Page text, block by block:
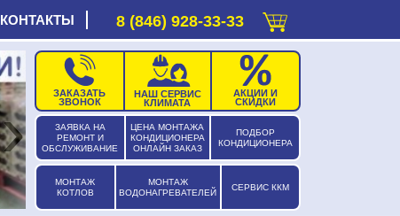
КОНТАКТЫ 8 (846) 928-33-33
ЗАЯВКА НА
РЕМОНТ И
ОБСЛУЖИВАНИЕ
ЦЕНА МОНТАЖА
КОНДИЦИОНЕРА
ОНЛАЙН ЗАКАЗ
ПОДБОР
КОНДИЦИОНЕРА
МОНТАЖ
КОТЛОВ
МОНТАЖ
ВОДОНАГРЕВАТЕЛЕЙ
СЕРВИС ККМ
ЗАКАЗАТЬ
ЗВОНОК
НАШ СЕРВИС
КЛИМАТА
АКЦИИ И
СКИДКИ
›